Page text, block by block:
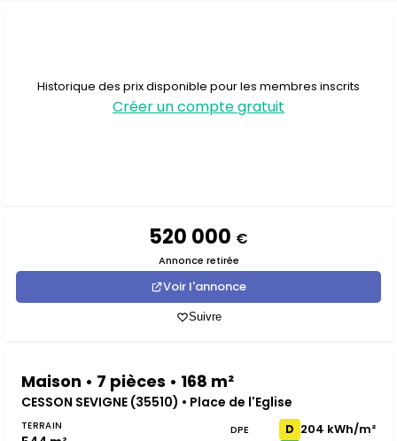
Historique des prix disponible pour les membres inscrits
Créer un compte gratuit
520 000 €
Annonce retirée
Voir l'annonce
Suivre
Maison • 7 pièces • 168 m²
CESSON SEVIGNE (35510) • Place de l'Eglise
TERRAIN DPE D 204 kWh/m²